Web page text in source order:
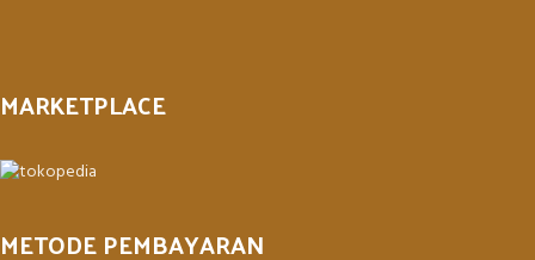
MARKETPLACE
METODE PEMBAYARAN